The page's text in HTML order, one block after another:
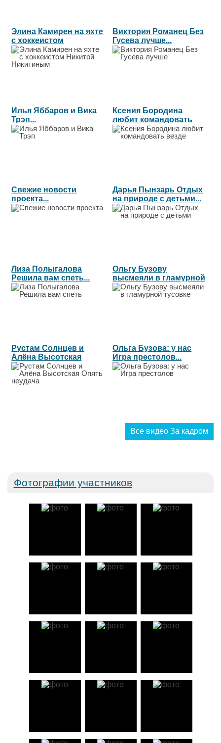
Элина Камирен на яхте
с хоккеистом
Никитой...
Виктория Романец Без
Гусева лучше...
Илья Яббаров и Вика
Трэп...
Ксения Бородина
любит командовать
везде...
Свежие новости
проекта...
Дарья Пынзарь Отдых
на природе с детьми...
Лиза Полыгалова
Решила вам спеть...
Ольгу Бузову
высмеяли в гламурной
тусовке...
Рустам Солнцев и
Алёна Высотская
Опять неудача...
Ольга Бузова: у нас
Игра престолов...
Все видео За кадром
Фотографии участников